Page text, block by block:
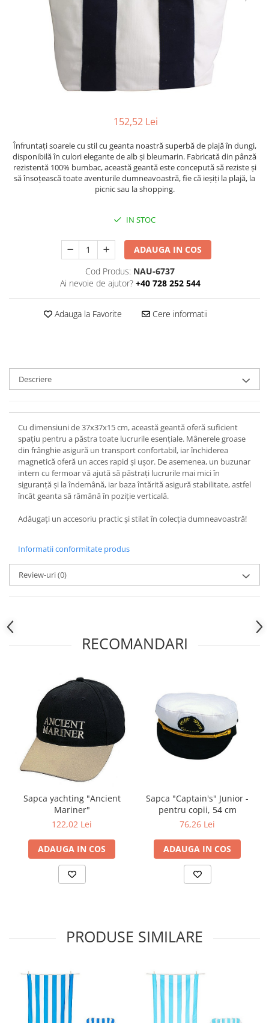
Barci, vapoare, ambarcatiuni
Decoratiuni care se agata
152,52 Lei
Înfruntați soarele cu stil cu geanta noastră superbă de plajă în dungi,
disponibilă în culori elegante de alb și bleumarin. Fabricată din pânză
rezistentă 100% bumbac, această geantă este concepută să reziste și
să însoțească toate aventurile dumneavoastră, fie că ieșiți la plajă, la
picnic sau la shopping.
IN STOC
ADAUGA IN COS
Cod Produs: NAU-6737
Ai nevoie de ajutor? +40 728 252 544
Adauga la Favorite Cere informatii
Descriere
Cu dimensiuni de 37x37x15 cm, această geantă oferă suficient
spațiu pentru a păstra toate lucrurile esențiale. Mânerele groase
din frânghie asigură un transport confortabil, iar închiderea
magnetică oferă un acces rapid și ușor. De asemenea, un buzunar
intern cu fermoar vă ajută să păstrați lucrurile mai mici în
siguranță și la îndemână, iar baza întărită asigură stabilitate, astfel
încât geanta să rămână în poziție verticală.
Adăugați un accesoriu practic și stilat în colecția dumneavoastră!
Informatii conformitate produs
Review-uri(0)
RECOMANDARI
Sapca yachting "Ancient
Mariner"
122,02 Lei
ADAUGA IN COS
Sapca "Captain's" Junior -
pentru copii, 54 cm
76,26 Lei
ADAUGA IN COS
PRODUSE SIMILARE